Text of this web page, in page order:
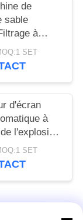
de
sable
à
de
SET
d'écran
à
l'explosion
de silicium
SET